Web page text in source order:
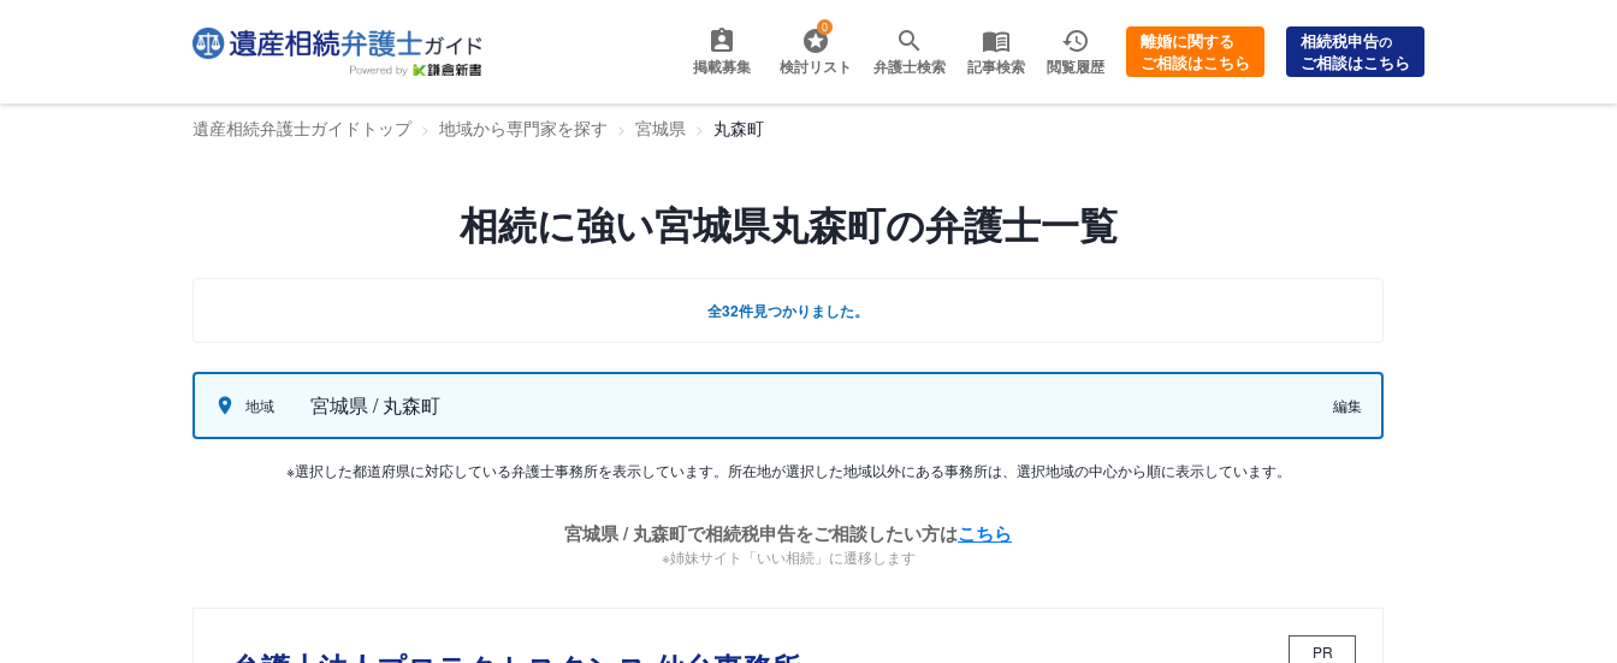
掲載募集
0
検討リスト 弁護士検索 記事検索 閲覧履歴
離婚に関する
ご相談はこちら
相続税申告の
ご相談はこちら
遺産相続弁護士ガイドトップ 地域から専門家を探す 宮城県 丸森町
相続に強い宮城県丸森町の弁護士一覧
全32件見つかりました。
地域 宮城県 / 丸森町 編集
※選択した都道府県に対応している弁護士事務所を表示しています。所在地が選択した地域以外にある事務所は、選択地域の中心から順に表示しています。
宮城県 / 丸森町で相続税申告をご相談したい方はこちら
※姉妹サイト「いい相続」に遷移します
PR